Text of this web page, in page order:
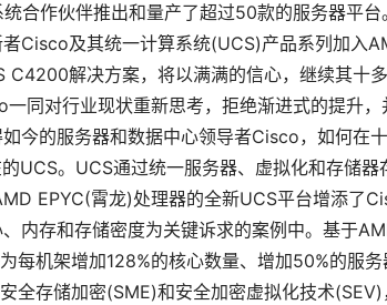
合作伙伴推出和量产了超过50款的服务器平
Cisco及其统一计算系统(UCS)产品系列加入
C4200解决方案，将以满满的信心，继续其十
同对行业现状重新思考，拒绝渐进式的提升
今的服务器和数据中心领导者Cisco，如何在
UCS。UCS通过统一服务器、虚拟化和存储
EPYC(霄龙)处理器的全新UCS平台增添了
内存和存储密度为关键诉求的案例中。基于
每机架增加128%的核心数量、增加50%的服
全存储加密(SME)和安全加密虚拟化技术